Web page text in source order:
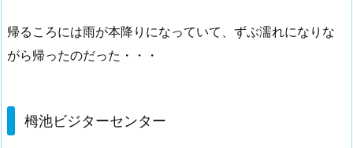
帰るころには雨が本降りになっていて、ずぶ濡れになりな
がら帰ったのだった・・・
栂池ビジターセンター